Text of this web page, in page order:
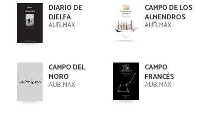
DIARIO DE
DJELFA
AUB, MAX
CAMPO DE LOS
ALMENDROS
AUB, MAX
CAMPO DEL
MORO
AUB, MAX
CAMPO
FRANCÉS
AUB, MAX